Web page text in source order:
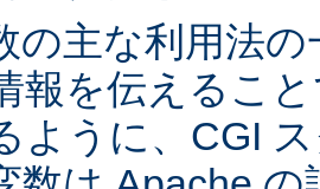
の主な利用法
報を伝えるこ
ように、CGI